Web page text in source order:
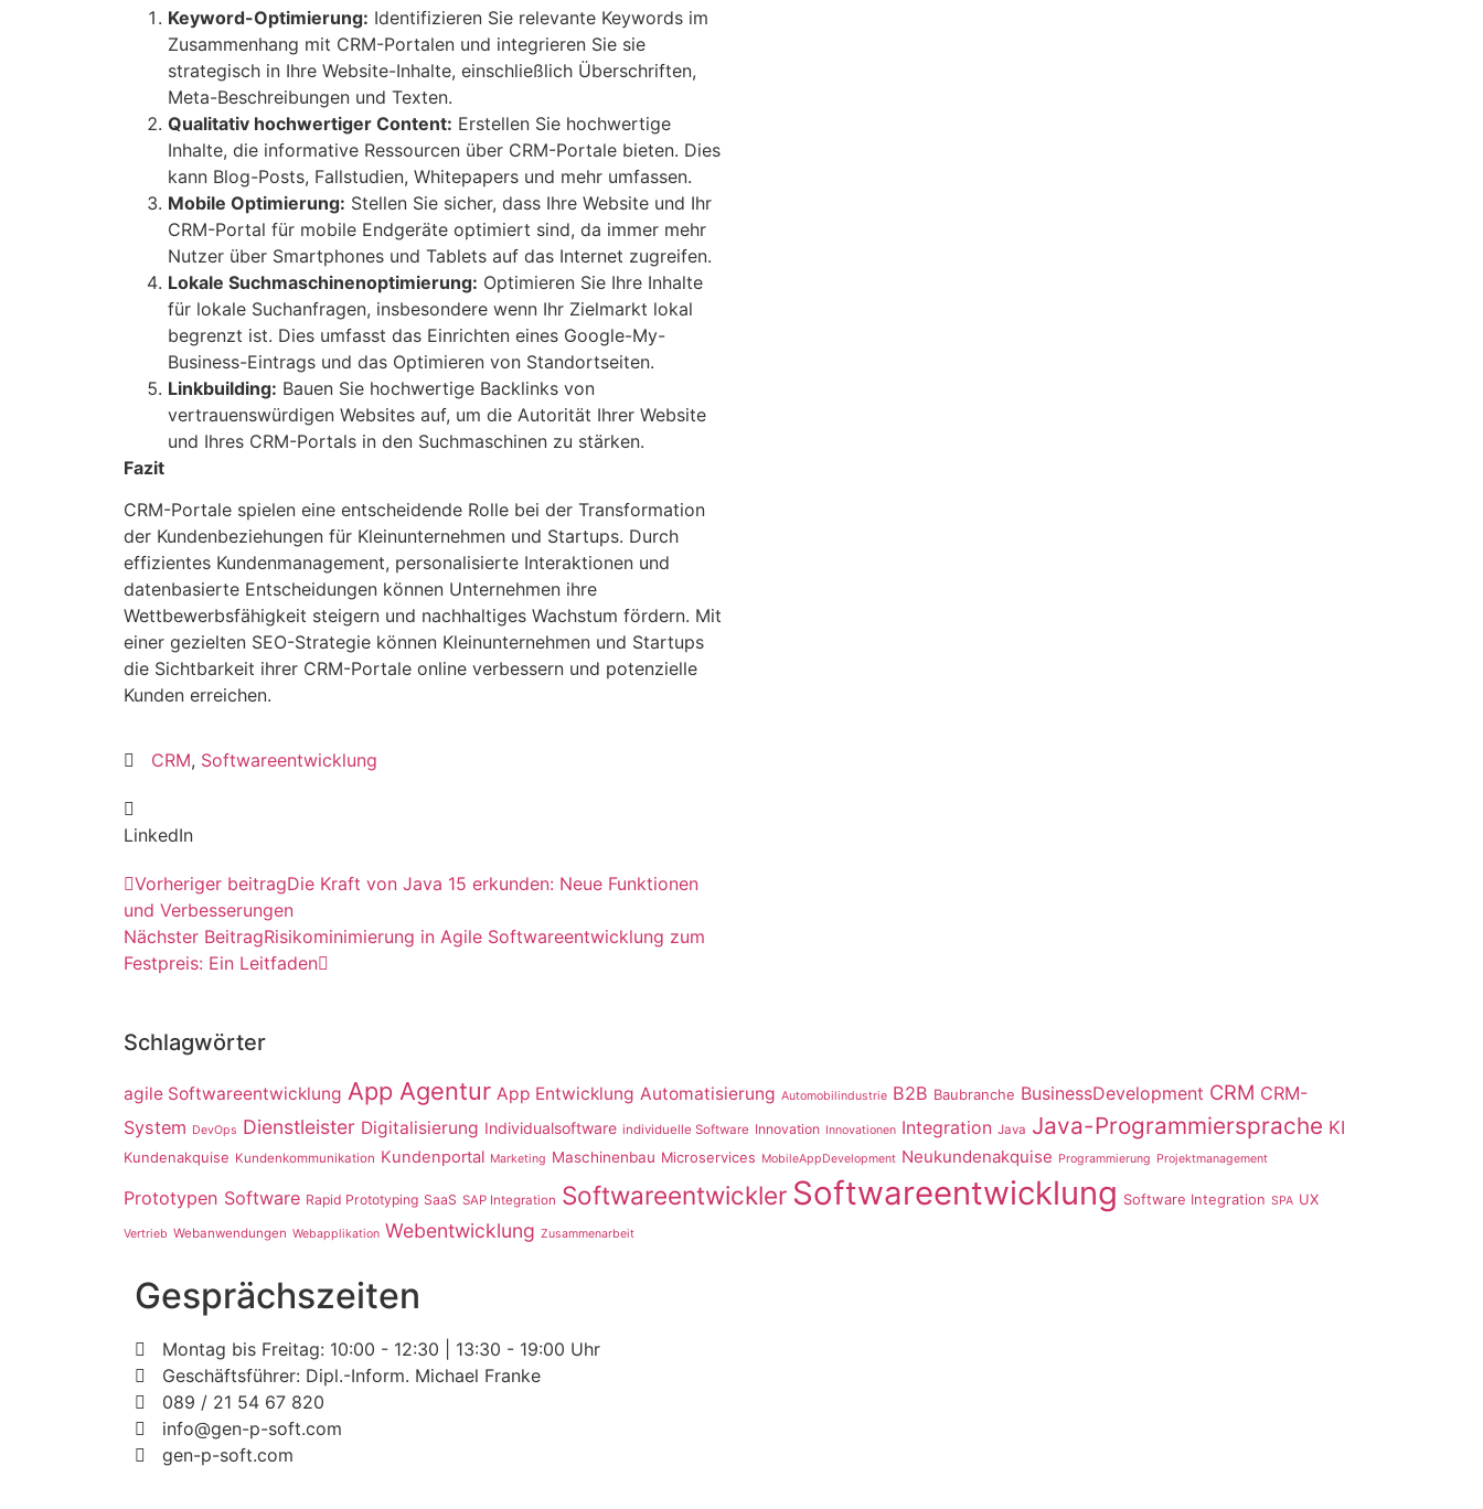
Keyword-Optimierung: Identifizieren Sie relevante Keywords im
Zusammenhang mit CRM-Portalen und integrieren Sie sie
strategisch in Ihre Website-Inhalte, einschließlich Überschriften,
Meta-Beschreibungen und Texten.
Qualitativ hochwertiger Content: Erstellen Sie hochwertige
Inhalte, die informative Ressourcen über CRM-Portale bieten. Dies
kann Blog-Posts, Fallstudien, Whitepapers und mehr umfassen.
Mobile Optimierung: Stellen Sie sicher, dass Ihre Website und Ihr
CRM-Portal für mobile Endgeräte optimiert sind, da immer mehr
Nutzer über Smartphones und Tablets auf das Internet zugreifen.
Lokale Suchmaschinenoptimierung: Optimieren Sie Ihre Inhalte
für lokale Suchanfragen, insbesondere wenn Ihr Zielmarkt lokal
begrenzt ist. Dies umfasst das Einrichten eines Google-My-
Business-Eintrags und das Optimieren von Standortseiten.
Linkbuilding: Bauen Sie hochwertige Backlinks von
vertrauenswürdigen Websites auf, um die Autorität Ihrer Website
und Ihres CRM-Portals in den Suchmaschinen zu stärken.
Fazit
CRM-Portale spielen eine entscheidende Rolle bei der Transformation
der Kundenbeziehungen für Kleinunternehmen und Startups. Durch
effizientes Kundenmanagement, personalisierte Interaktionen und
datenbasierte Entscheidungen können Unternehmen ihre
Wettbewerbsfähigkeit steigern und nachhaltiges Wachstum fördern. Mit
einer gezielten SEO-Strategie können Kleinunternehmen und Startups
die Sichtbarkeit ihrer CRM-Portale online verbessern und potenzielle
Kunden erreichen.
CRM, Softwareentwicklung
LinkedIn
Vorheriger beitragDie Kraft von Java 15 erkunden: Neue Funktionen
und Verbesserungen
Nächster BeitragRisikominimierung in Agile Softwareentwicklung zum
Festpreis: Ein Leitfaden
Schlagwörter
agile Softwareentwicklung App Agentur App Entwicklung Automatisierung Automobilindustrie B2B Baubranche BusinessDevelopment CRM CRM-
System DevOps Dienstleister Digitalisierung Individualsoftware individuelle Software Innovation Innovationen Integration Java Java-Programmiersprache KI
Kundenakquise Kundenkommunikation Kundenportal Marketing Maschinenbau Microservices MobileAppDevelopment Neukundenakquise Programmierung Projektmanagement
Prototypen Software Rapid Prototyping SaaS SAP Integration Softwareentwickler Softwareentwicklung Software Integration SPA UX
Vertrieb Webanwendungen Webapplikation Webentwicklung Zusammenarbeit
Gesprächszeiten
Montag bis Freitag: 10:00 - 12:30 | 13:30 - 19:00 Uhr
Geschäftsführer: Dipl.-Inform. Michael Franke
089 / 21 54 67 820
info@gen-p-soft.com
gen-p-soft.com